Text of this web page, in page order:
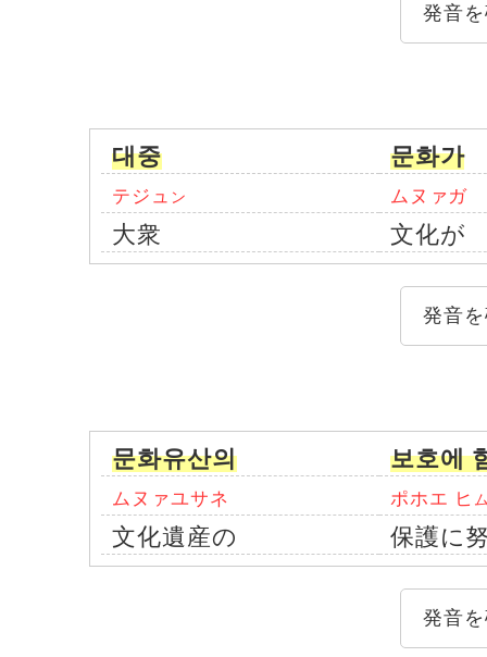
発音
대중 문화가
テジュ ン ムヌァガ
大衆 文化が
発音
문화유산의 보호에
ムヌァユサネ ポホエ ヒ
文化遺産の 保護に
発音